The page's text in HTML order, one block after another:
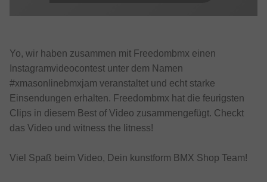
Yo, wir haben zusammen mit Freedombmx einen
Instagramvideocontest unter dem Namen
#xmasonlinebmxjam veranstaltet und echt starke
Einsendungen erhalten. Freedombmx hat die feurigsten
Clips in diesem Best of Video zusammengefügt. Checkt
das Video und witness the litness!
Viel Spaß beim Video, Dein kunstform BMX Shop Team!